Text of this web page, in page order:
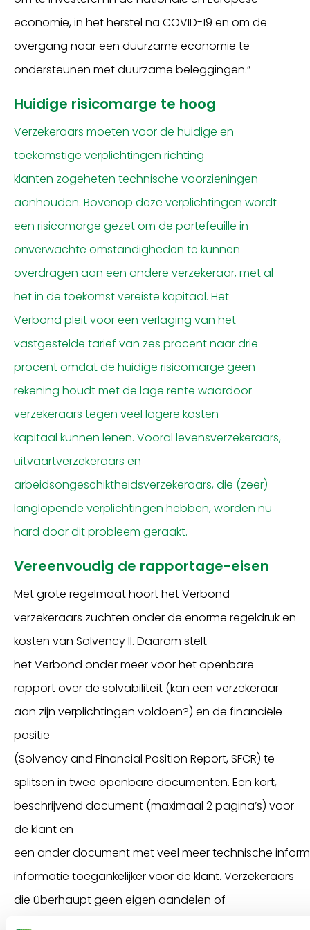
economie,in het herstel na COVID-19 en om de
overgang naar een duurzame economie te
ondersteunen met duurzame beleggingen.”
Huidige risicomarge te hoog
Verzekeraars moeten voorde huidige en
toekomstige verplichtingen richting
klanten zogeheten technische voorzieningen
aanhouden. Bovenop deze verplichtingen wordt
een risicomarge gezetom de portefeuille in
onverwachte omstandigheden te kunnen
overdragen aan een andere verzekeraar, metal
hetin de toekomst vereiste kapitaal. Het
Verbond pleitvoor een verlaging van het
vastgestelde tarief van zes procent naar drie
procent omdat de huidige risicomarge geen
rekening houdtmet de lage rente waardoor
verzekeraars tegen veel lagere kosten
kapitaal kunnen lenen. Vooral levensverzekeraars,
uitvaartverzekeraars en
arbeidsongeschiktheidsverzekeraars,die (zeer)
langlopende verplichtingen hebben,worden nu
hard doordit probleem geraakt.
Vereenvoudig de rapportage-eisen
Met grote regelmaat hoort het Verbond
verzekeraars zuchten onder de enorme regeldruk en
kosten van SolvencyII. Daarom stelt
hetVerbond onder meer voorhet openbare
rapport over de solvabiliteit (kan een verzekeraar
aan zijn verplichtingen voldoen?) en de financiële
positie
(Solvencyand Financial Position Report,SFCR) te
splitsen in twee openbare documenten. Een kort,
beschrijvend document (maximaal 2 pagina’s) voor
de klant en
een anderdocumentmetveel meertechnische
informatie toegankelijker voor de klant. Verzekeraars
die überhauptgeen eigen aandelen of